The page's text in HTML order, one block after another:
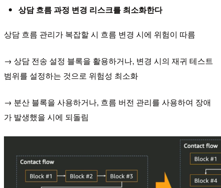
상담 흐름 과정 변경 리스크를 최소화한다
상담 흐름 관리가 복잡할 시 흐름 변경 시에 위험이 따름
→ 상담 전송 설정 블록을 활용하거나, 변경 시의 재귀 테스트
범위를 설정하는 것으로 위험성 최소화
→ 분산 블록을 사용하거나, 흐름 버전 관리를 사용하여 장애
가 발생했을 시에 되돌림